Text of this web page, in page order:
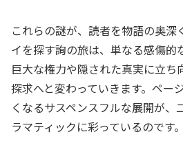
これらの謎が、読者を物語の奥深
イを探す詢の旅は、単なる感傷的
巨大な権力や隠された真実に立ち
探求へと変わっていきます。ペー
くなるサスペンスフルな展開が、
ラマティックに彩っているのです。